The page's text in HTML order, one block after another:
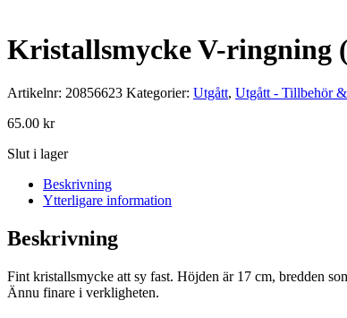
Kristallsmycke V-ringning
Artikelnr: 20856623 Kategorier: Utgått, Utgått - Tillbehör
65.00 kr
Slut i lager
Beskrivning
Ytterligare information
Beskrivning
Fint kristallsmycke att sy fast. Höjden är 17 cm, bredden
Ännu finare i verkligheten.